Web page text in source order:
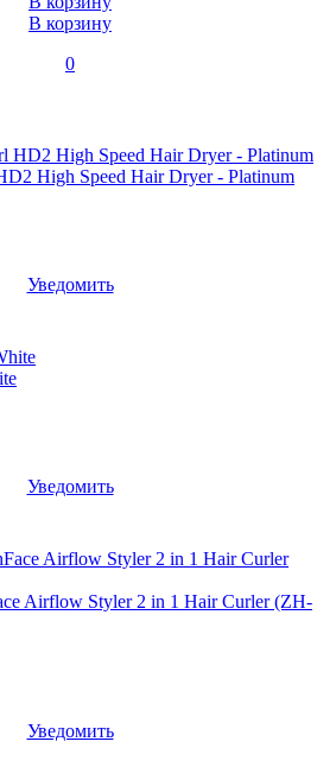
В корзину
0
High Speed Hair Dryer - Platinum
Уведомить
Уведомить
Airflow Styler 2 in 1 Hair Curler (ZH-
Уведомить